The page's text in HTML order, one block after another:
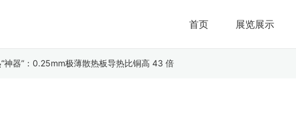
首页 展览展示
神器”：0.25mm极薄散热板导热比铜高 43 倍